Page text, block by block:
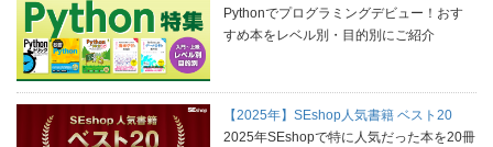
Pythonでプログラミングデビュー！おす
すめ本をレベル別・目的別にご紹介
【2025年】SEshop人気書籍 ベスト20
2025年SEshopで特に人気だった本を20冊